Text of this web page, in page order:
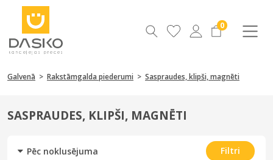
0
Galvenā > Rakstāmgalda piederumi > Saspraudes, klipši, magnēti
SASPRAUDES, KLIPŠI, MAGNĒTI
Filtri